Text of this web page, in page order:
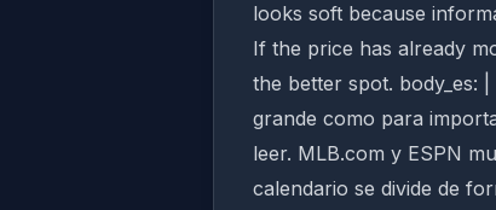
looks soft because
If the price has already
the better spot. body_es:
grande como para
leer. MLB.com y ESPN
calendario se divide de